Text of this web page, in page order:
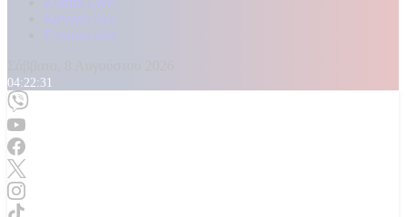
Καταγγελίες
Επικοινωνία
04:22:33